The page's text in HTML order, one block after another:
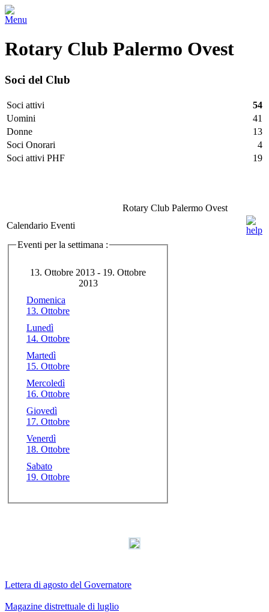
Menu
Rotary Club Palermo Ovest
Soci del Club
Soci attivi
54
Uomini
41
Donne
13
Soci Onorari
4
Soci attivi PHF
19
Rotary Club Palermo Ovest
Calendario Eventi
Eventi per la settimana :
13. Ottobre 2013 - 19. Ottobre
2013
Domenica
13. Ottobre
Lunedì
14. Ottobre
Martedì
15. Ottobre
Mercoledì
16. Ottobre
Giovedì
17. Ottobre
Venerdì
18. Ottobre
Sabato
19. Ottobre
Lettera di agosto del Governatore
Magazine distrettuale di luglio